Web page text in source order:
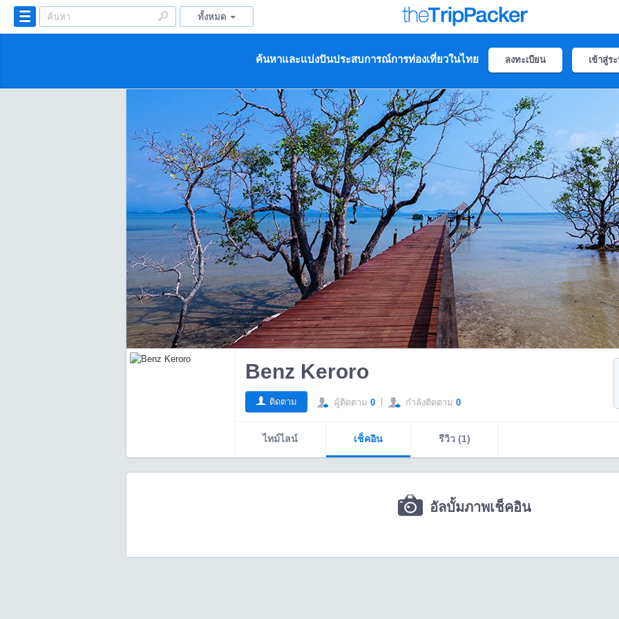
ทั้งหมด
ค้นหาและแบ่งปันประสบการณ์การท่องเที่ยวในไทย ลงทะเบียน เข้าสู่ร
Benz Keroro
ติดตาม ผู้ติดตาม 0| กำลังติดตาม 0
ไทม์ไลน์ เช็คอิน รีวิว (1)
อัลบั้มภาพเช็คอิน